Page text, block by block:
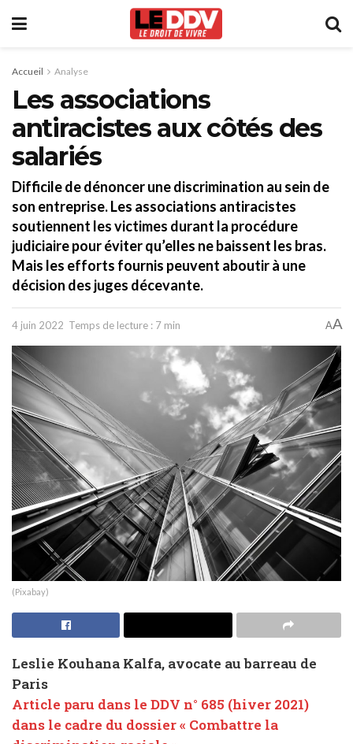
Accueil Analyse
Les associations
antiracistes aux côtés des
salariés
Difficile de dénoncer une discrimination au sein de
son entreprise. Les associations antiracistes
soutiennent les victimes durant la procédure
judiciaire pour éviter qu’elles ne baissent les bras.
Mais les efforts fournis peuvent aboutir à une
décision des juges décevante.
4 juin 2022 Temps de lecture : 7 min AA
(Pixabay)
Leslie Kouhana Kalfa, avocate au barreau de
Paris
Article paru dans le DDV n° 685 (hiver 2021)
dans le cadre du dossier « Combattre la